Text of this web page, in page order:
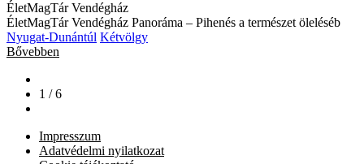
ÉletMagTár Vendégház
ÉletMagTár Vendégház Panoráma – Pihenés a természet öleléséb
Nyugat-Dunántúl Kétvölgy
Bővebben
1 / 6
Impresszum
Adatvédelmi nyilatkozat